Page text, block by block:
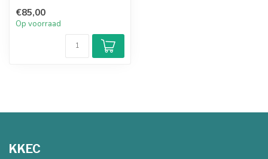
Frank v...
€85,00
Op voorraad
KKEC